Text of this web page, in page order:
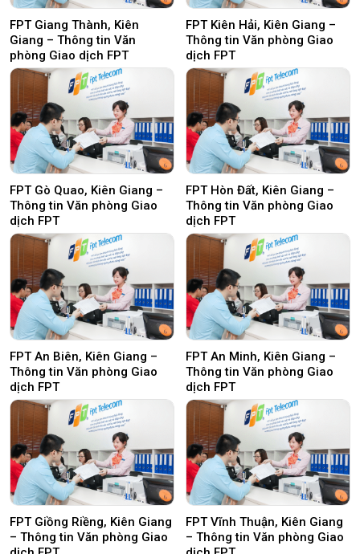
FPT Giang Thành, Kiên
Giang – Thông tin Văn
phòng Giao dịch FPT
FPT Kiên Hải, Kiên Giang –
Thông tin Văn phòng Giao
dịch FPT
FPT Gò Quao, Kiên Giang –
Thông tin Văn phòng Giao
dịch FPT
FPT Hòn Đất, Kiên Giang –
Thông tin Văn phòng Giao
dịch FPT
FPT An Biên, Kiên Giang –
Thông tin Văn phòng Giao
dịch FPT
FPT An Minh, Kiên Giang –
Thông tin Văn phòng Giao
dịch FPT
FPT Giồng Riềng, Kiên Giang
– Thông tin Văn phòng Giao
FPT Vĩnh Thuận, Kiên Giang
– Thông tin Văn phòng Giao